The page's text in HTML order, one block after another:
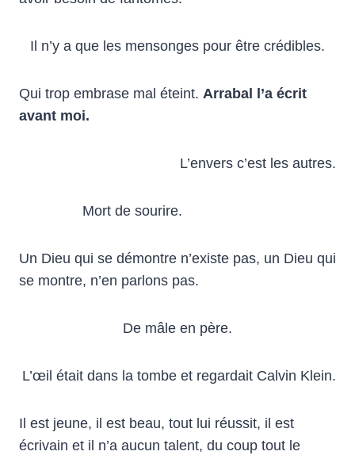
Il n’y a que les mensonges pour être crédibles.
Qui trop embrase mal éteint. Arrabal l’a écrit
avant moi.
L’envers c’est les autres.
Mort de sourire.
Un Dieu qui se démontre n’existe pas, un Dieu qui
se montre, n’en parlons pas.
De mâle en père.
L’œil était dans la tombe et regardait Calvin Klein.
Il est jeune, il est beau, tout lui réussit, il est
écrivain et il n’a aucun talent, du coup tout le